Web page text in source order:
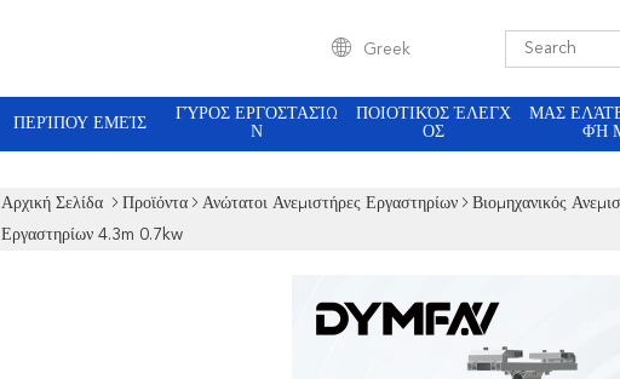
Greek
ΠΕΡΊΠΟΥ ΕΜΕΊΣ
ΓΎΡΟΣ ΕΡΓΟΣΤΑΣΊΩ
Ν
ΠΟΙΟΤΙΚΌΣ ΈΛΕΓΧ
ΟΣ
ΜΑΣ
ΦΉ
Αρχική Σελίδα Προϊόντα Ανώτατοι Ανεμιστήρες Εργαστηρίων
Βιομηχανικός
Εργαστηρίων 4.3m 0.7kw